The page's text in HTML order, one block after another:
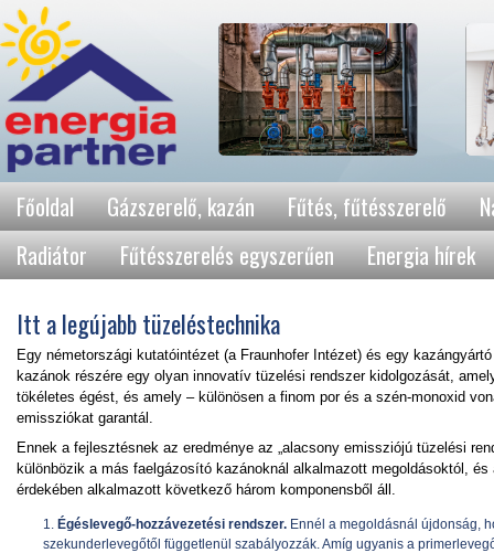
Főoldal Gázszerelő, kazán Fűtés, fűtésszerelő
Radiátor
Fűtésszerelés egyszerűen Energia hírek
Itt a legújabb tüzeléstechnika
Egy németországi kutatóintézet (a Fraunhofer Intézet) és egy
kazánok részére egy olyan innovatív tüzelési rendszer kidolgozását,
tökéletes égést, és amely – különösen a finom por és a szén-monoxid
emissziókat garantál.
Ennek a fejlesztésnek az eredménye az „alacsony emissziójú tüzelési
különbözik a más faelgázosító kazánoknál alkalmazott megoldásoktól,
érdekében alkalmazott következő három komponensből áll.
Égéslevegő-hozzávezetési rendszer. Ennél a megoldásnál újdonság,
szekunderlevegőtől függetlenül szabályozzák. Amíg ugyanis a